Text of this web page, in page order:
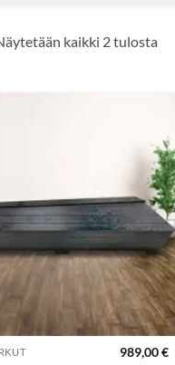
kaikki 2 tulosta
989,00€